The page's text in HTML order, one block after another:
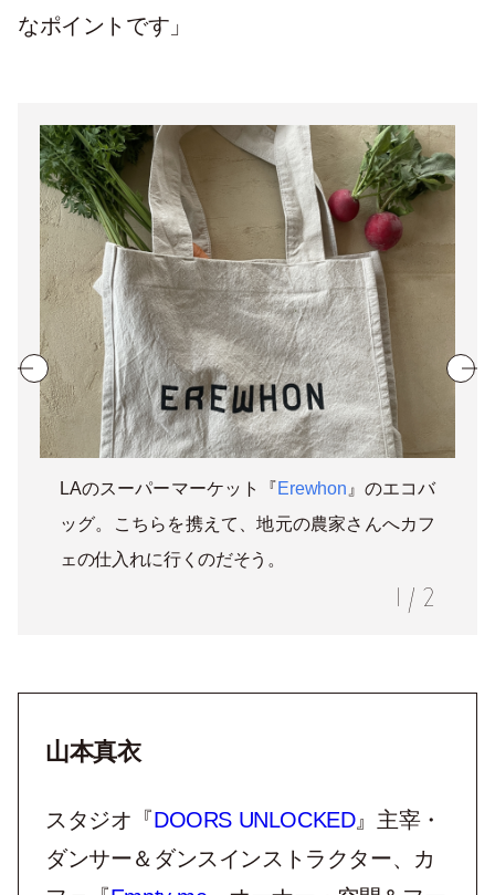
なポイントです」
LAのスーパーマーケット『Erewhon 』のエコバ
ッグ。こちらを携えて、地元の農家さんへカフ
ェの仕入れに行くのだそう。
/ 2
山本真衣
スタジオ『DOORS UNLOCKED』主宰・
ダンサー＆ダンスインストラクター、カ